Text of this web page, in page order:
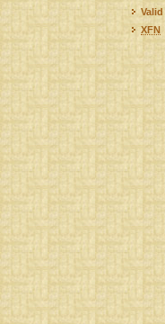
Valid
XFN